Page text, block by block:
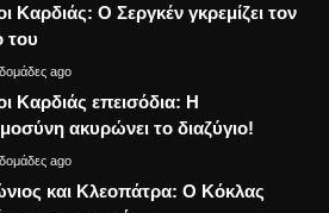
Καρδιάς: Ο Σεργκέν γκρεμίζει τον
του
ago
Καρδιάς επεισόδια: Η
ακυρώνει το διαζύγιο!
ago
και Κλεοπάτρα: Ο Κόκλας